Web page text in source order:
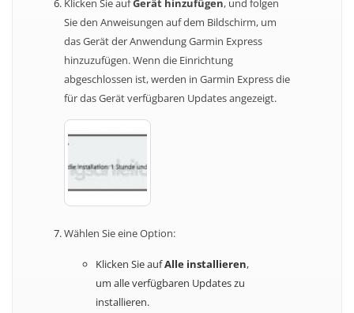
Klicken Sie aufGerät hinzufügen, und folgen
Sie den Anweisungen auf dem Bildschirm, um
das Gerät der Anwendung Garmin Express
hinzuzufügen. Wenn die Einrichtung
abgeschlossen ist, werden in Garmin Express die
für das Gerät verfügbaren Updates angezeigt.
Wählen Sie eine Option:
Klicken Sie aufAlle installieren,
um alle verfügbaren Updates zu
installieren.